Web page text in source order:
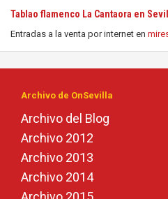
Tablao flamenco La Cantaora en
Entradas a la venta por internet en
Archivo de OnSevilla
Archivo del Blog
Archivo 2012
Archivo 2013
Archivo 2014